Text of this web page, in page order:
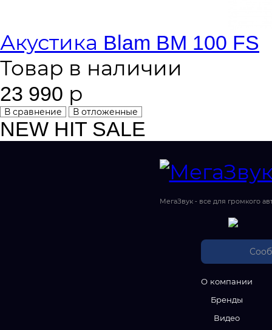
Акустика Blam BM 100 FS
Товар в наличии
23 990 р
В сравнение В отложенные
NEW HIT SALE
МегаЗвук - все для громкого
О компании
Бренды
Видео